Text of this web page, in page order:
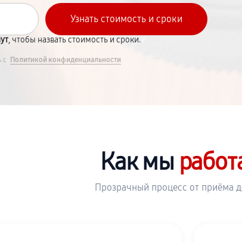
, чтобы назвать стоимость и сроки.
с Политикой конфиденциальности
Как мы
Прозрачный процесс от приёма